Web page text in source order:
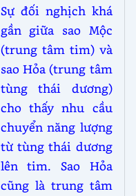
Sự đối nghịch khá
gần giữa sao Mộc
(trung tâm tim) và
sao Hỏa (trung tâm
tùng thái dương)
cho thấy nhu cầu
chuyển năng lượng
từ tùng thái dương
lên tim. Sao Hỏa
cũng là trung tâm